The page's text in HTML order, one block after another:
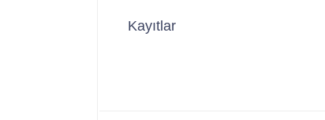
Kayıtlar